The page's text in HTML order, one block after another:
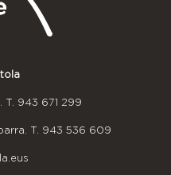
943 671 299
T. 943 536 609